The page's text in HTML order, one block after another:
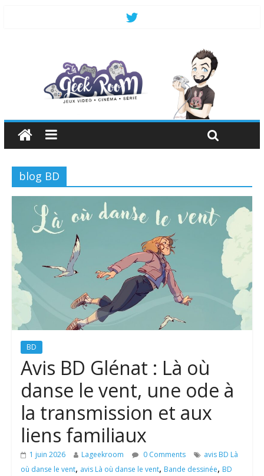
blog BD
BD
Avis BD Glénat : Là où
danse le vent, une ode à
la transmission et aux
liens familiaux
1 juin 2026 Lageekroom 0 Comments
avis BD Là
où danse le vent, avis Là où danse le vent, Bande dessinée, BD